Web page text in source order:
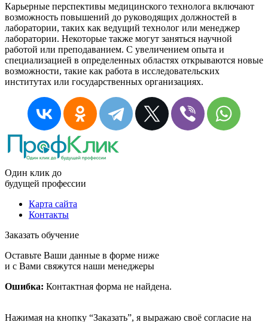
Карьерные перспективы медицинского технолога включают
возможность повышений до руководящих должностей в
лаборатории, таких как ведущий технолог или менеджер
лаборатории. Некоторые также могут заняться научной
работой или преподаванием. С увеличением опыта и
специализацией в определенных областях открываются новые
возможности, такие как работа в исследовательских
институтах или государственных организациях.
Один клик до
будущей профессии
Карта сайта
Контакты
Заказать обучение
Оставьте Ваши данные в форме ниже
и с Вами свяжутся наши менеджеры
Ошибка: Контактная форма не найдена.
Нажимая на кнопку “Заказать”, я выражаю своё согласие на